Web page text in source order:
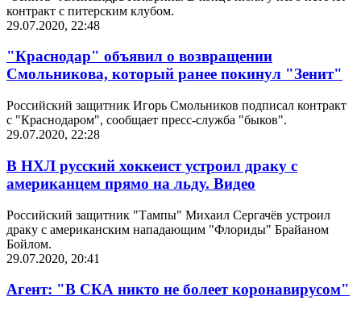
контракт с питерским клубом.
29.07.2020, 22:48
"Краснодар" объявил о возвращении
Смольникова, который ранее покинул "Зенит"
Российский защитник Игорь Смольников подписал контракт
с "Краснодаром", сообщает пресс-служба "быков".
29.07.2020, 22:28
В НХЛ русский хоккеист устроил драку с
американцем прямо на льду. Видео
Российский защитник "Тампы" Михаил Сергачёв устроил
драку с американским нападающим "Флориды" Брайаном
Бойлом.
29.07.2020, 20:41
Агент: "В СКА никто не болеет коронавирусом"